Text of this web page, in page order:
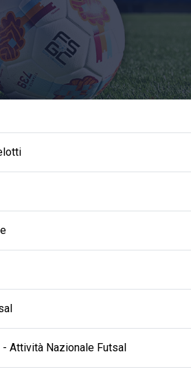
Attività Nazionale Futsal